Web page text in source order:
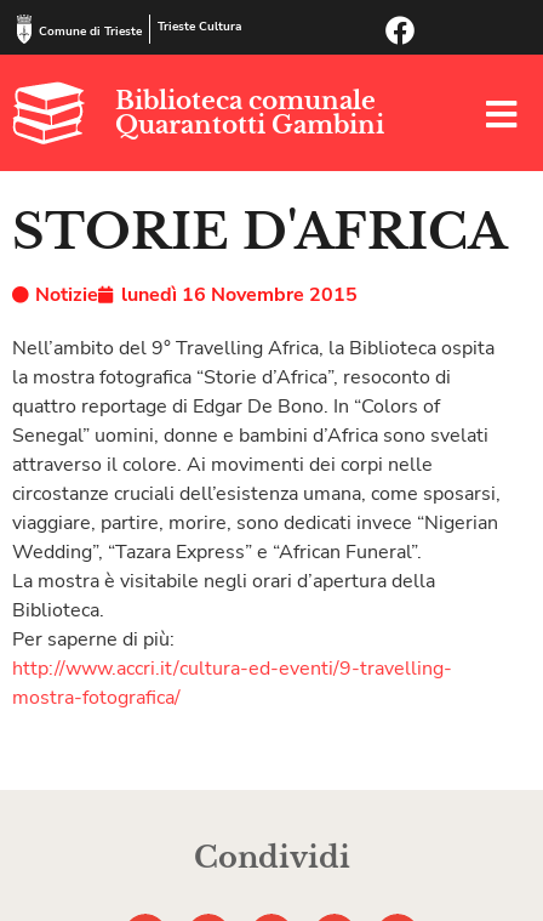
Comune di Trieste Trieste Cultura
Biblioteca comunale
Quarantotti Gambini
STORIE D'AFRICA
Notizie
lunedì 16 Novembre 2015
Nell’ambito del 9° Travelling Africa, la Biblioteca ospita
la mostra fotografica “Storie d’Africa”, resoconto di
quattro reportage di Edgar De Bono. In “Colors of
Senegal” uomini, donne e bambini d’Africa sono svelati
attraverso il colore. Ai movimenti dei corpi nelle
circostanze cruciali dell’esistenza umana, come sposarsi,
viaggiare, partire, morire, sono dedicati invece “Nigerian
Wedding”, “Tazara Express” e “African Funeral”.
La mostra è visitabile negli orari d’apertura della
Biblioteca.
Per saperne di più:
http://www.accri.it/cultura-ed-eventi/9-travelling-
mostra-fotografica/
Condividi